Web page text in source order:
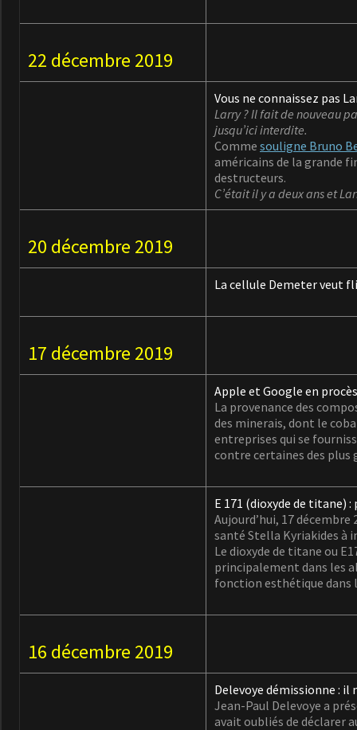
22 décembre 2019
Vous ne connaissez pas
Larry ? Il fait de nouveau
jusqu’ici interdite.
Comme souligne Bruno
américains de la grande
destructeurs.
C’était il y a deux ans et
20 décembre 2019
La cellule Demeter veut
17 décembre 2019
Apple et Google en
La provenance des
des minerais, dont le
entreprises qui se
contre certaines des plus
E 171 (dioxyde de titane) :
Aujourd’hui, 17
santé Stella Kyriakides à
Le dioxyde de titane ou
principalement dans les
fonction esthétique dans
16 décembre 2019
Delevoye démissionne :
Jean-Paul Delevoye a
avait oubliés de déclarer